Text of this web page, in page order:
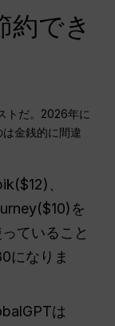
約でき
トだ。2026年に
金銭的に間違
、
を
ていること
になりま
は